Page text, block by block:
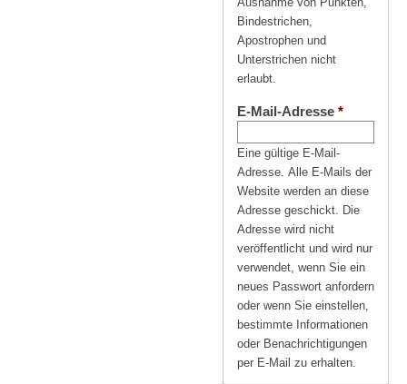
Bindestrichen,
Apostrophen und
Unterstrichen nicht
erlaubt.
E-Mail-Adresse *
Eine gültige E-Mail-
Adresse. Alle E-Mails der
Website werden an diese
Adresse geschickt. Die
Adresse wird nicht
veröffentlicht und wird nur
verwendet, wenn Sie ein
neues Passwort anfordern
oder wenn Sie einstellen,
bestimmte Informationen
oder Benachrichtigungen
per E-Mail zu erhalten.